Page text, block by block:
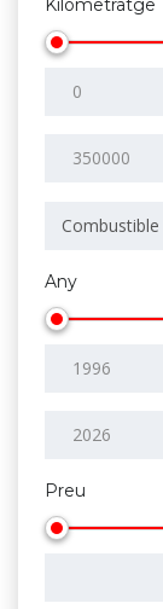
Kilometratge
Combustible
Any
Preu